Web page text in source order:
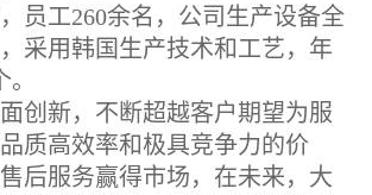
员工260余名，公司生产设备全
采用韩国生产技术和工艺，年
新，不断超越客户期望为服
质高效率和极具竞争力的价
后服务赢得市场，在未来，大